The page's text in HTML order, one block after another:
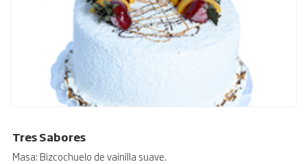
Tres Sabores
Masa: Bizcochuelo de vainilla suave.